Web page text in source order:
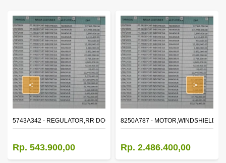
WINDOW,LH
5743A342 - REGULATOR,RR DOOR WINDOW,RH
Rp. 543.900,00
8250A787 - MOTOR,WINDSHIELD
Rp. 2.486.400,00
< >